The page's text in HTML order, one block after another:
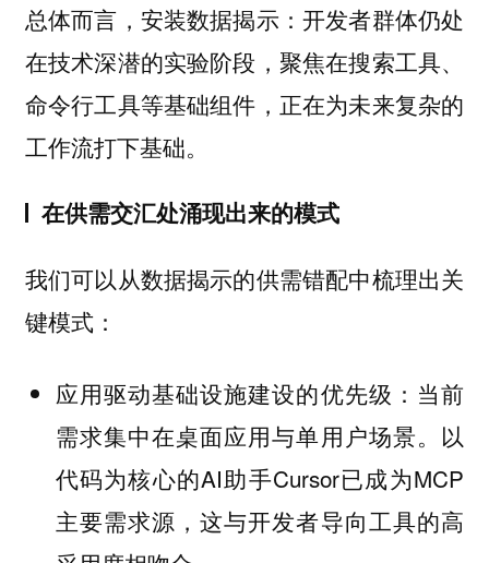
总体而言，安装数据揭示：开发者群体仍处
在技术深潜的实验阶段，聚焦在搜索工具、
命令行工具等基础组件，正在为未来复杂的
工作流打下基础。
在供需交汇处涌现出来的模式
我们可以从数据揭示的供需错配中梳理出关
键模式：
应用驱动基础设施建设的优先级：当前
需求集中在桌面应用与单用户场景。以
代码为核心的AI助手Cursor已成为MCP
主要需求源，这与开发者导向工具的高